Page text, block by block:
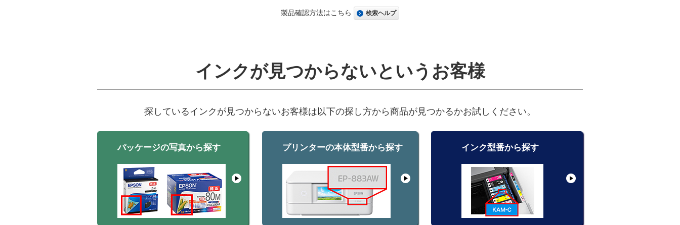
製品確認方法はこちら 検索ヘルプ
インクが見つからないというお客様
探しているインクが見つからないお客様は以下の探し方から商品が見つかるかお試しください。
パッケージの写真から探す プリンターの本体型番から探す インク型番から探す